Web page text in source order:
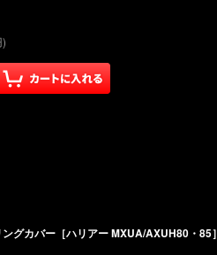
)
グカバー［ハリアー MXUA/AXUH80・85］